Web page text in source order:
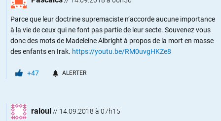
Parce que leur doctrine supremaciste n’accorde aucune importance
à la vie de ceux qui ne font pas partie de leur secte. Souvenez vous
donc des mots de Madeleine Albright à propos de la mort en masse
des enfants en Irak. https://youtu.be/RM0uvgHKZe8
+47 ALERTER
raloul // 14.09.2018 à 07h15